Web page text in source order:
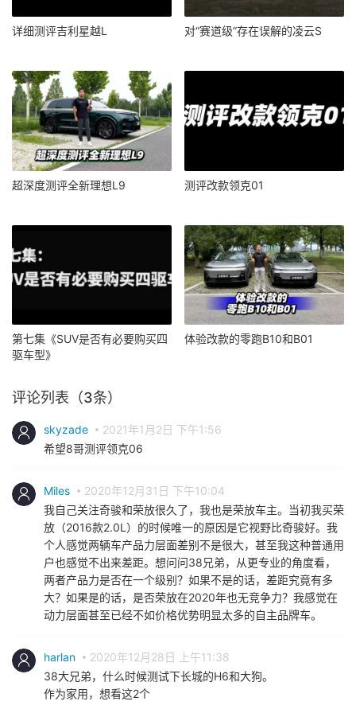
详细测评吉利星越L 对“赛道级”存在误解的凌云S
超深度测评全新理想L9 测评改款领克01
第七集《SUV是否有必要购买四
驱车型》
体验改款的零跑B10和B01
评论列表（3条）
skyzade
2021年1月2日 下午1:56
希望8哥测评领克06
Miles
2020年12月31日 下午10:04
我自己关注奇骏和荣放很久了，我也是荣放车主。当初我买荣
放（2016款2.0L）的时候唯一的原因是它视野比奇骏好。我
个人感觉两辆车产品力层面差别不是很大，甚至我这种普通用
户也感觉不出来差距。想问问38兄弟，从更专业的角度看，
两者产品力是否在一个级别？如果不是的话，差距究竟有多
大？如果是的话，是否荣放在2020年也无竞争力？我感觉在
动力层面甚至已经不如价格优势明显太多的自主品牌车。
harlan
2020年12月28日 上午11:38
38大兄弟，什么时候测试下长城的H6和大狗。
作为家用，想看这2个